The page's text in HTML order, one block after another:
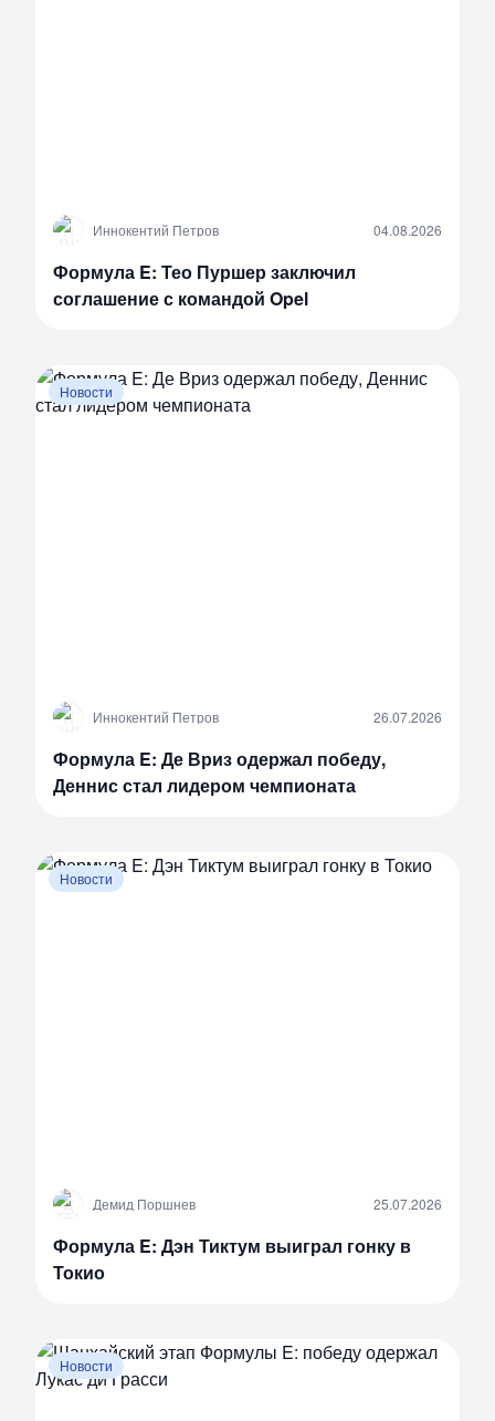
И Иннокентий Петров 04.08.2026
Формула E: Тео Пуршер заключил
соглашение с командой Opel
Новости
И Иннокентий Петров 26.07.2026
Формула E: Де Вриз одержал победу,
Деннис стал лидером чемпионата
Новости
Д Демид Поршнев 25.07.2026
Формула E: Дэн Тиктум выиграл гонку в
Токио
Новости